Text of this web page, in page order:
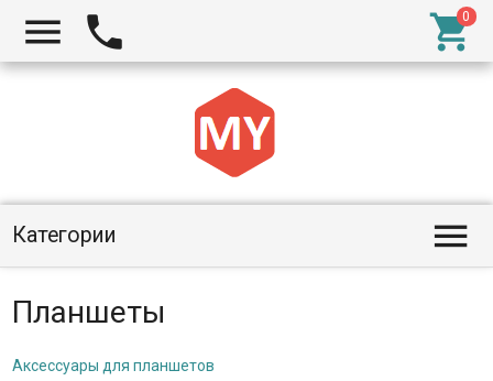
  
Категории 
Планшеты
Аксессуары для планшетов